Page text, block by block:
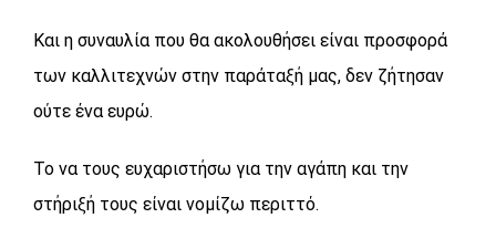
Και η συναυλία που θα ακολουθήσει είναι προσφορά
των καλλιτεχνών στην παράταξή μας, δεν ζήτησαν
ούτε ένα ευρώ.
Το να τους ευχαριστήσω για την αγάπη και την
στήριξή τους είναι νομίζω περιττό.